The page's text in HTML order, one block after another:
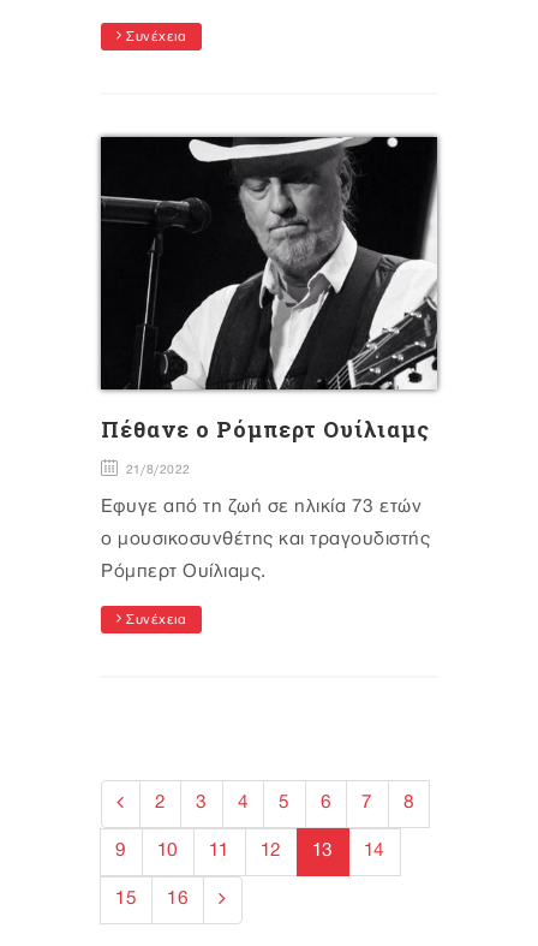
Συνέχεια
Πέθανε ο Ρόμπερτ Ουίλιαμς
21/8/2022
Έφυγε από τη ζωή σε ηλικία 73 ετών
ο μουσικοσυνθέτης και τραγουδιστής
Ρόμπερτ Ουίλιαμς.
Συνέχεια
2 3 4 5 6 7 8
9 10 11 12 13 14
15 16